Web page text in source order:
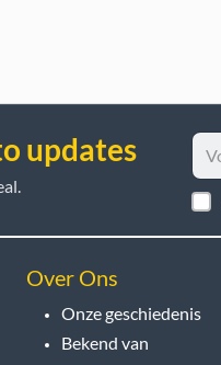
updates
Over Ons
Onze geschiedenis
Bekend van